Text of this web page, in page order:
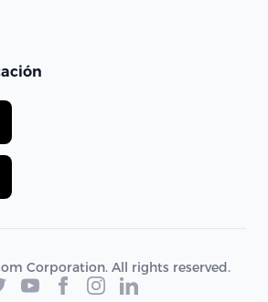
Corporation. All rights reserved.